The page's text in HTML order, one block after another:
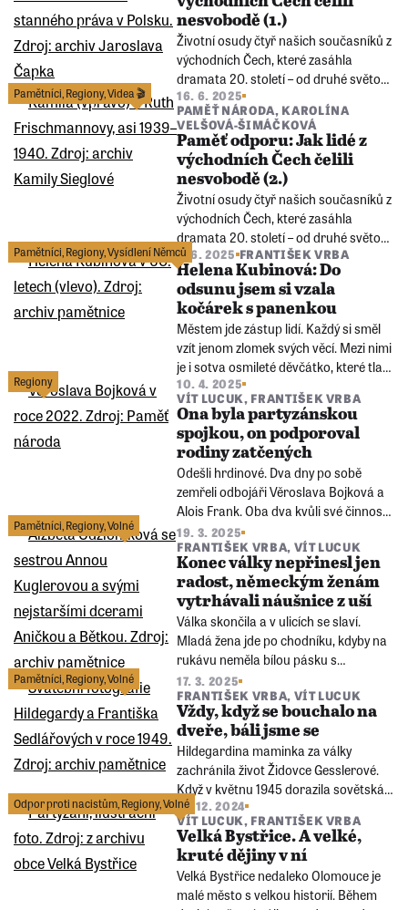
k samotnému místu.
nesvobodě (1.)
Životní osudy čtyř našich současníků z
východních Čech, které zasáhla
dramata 20. století – od druhé světové
války po Sametovou revoluci. Podívejte
se na čtyři minidokumenty o lidech,
jejichž příběhy spojuje odvaha čelit
bezpráví.
Pamětníci Regiony,Videa 🎬
16. 6. 2025
PAMĚŤ NÁRODA, KAROLÍNA
VELŠOVÁ-ŠIMÁČKOVÁ
Paměť odporu: Jak lidé z
východních Čech čelili
nesvobodě (2.)
Životní osudy čtyř našich současníků z
východních Čech, které zasáhla
dramata 20. století – od druhé světové
války po Sametovou revoluci. Podívejte
se na čtyři minidokumenty o lidech,
jejichž příběhy spojuje odvaha čelit
bezpráví.
Pamětníci Regiony,Vysídlení Němců2. 6. 2025 FRANTIŠEK VRBA
Helena Kubinová: Do
odsunu jsem si vzala
kočárek s panenkou
Městem jde zástup lidí. Každý si směl
vzít jenom zlomek svých věcí. Mezi nimi
je i sotva osmileté děvčátko, které tlačí
kočárek pro panenky. Nikdo neví, co je
ve sběrném táboře pro sudetské
Němce čeká.
Regiony
10. 4. 2025
VÍT LUCUK, FRANTIŠEK VRBA
Ona byla partyzánskou
spojkou, on podporoval
rodiny zatčených
Odešli hrdinové. Dva dny po sobě
zemřeli odbojáři Věroslava Bojková a
Alois Frank. Oba dva kvůli své činnosti
měli zemřít a nedožít se konce války.
Zemřeli letos v březnu v požehnaném
věku.
Pamětníci Regiony,Volné
19. 3. 2025
FRANTIŠEK VRBA, VÍT LUCUK
Konec války nepřinesl jen
radost, německým ženám
vytrhávali náušnice z uší
Válka skončila a v ulicích se slaví.
Mladá žena jde po chodníku, kdyby na
rukávu neměla bílou pásku s
písmenem „N“, možná by ji ten mladík
oslovil. Místo toho se ušklíbne a srazí ji
pažbou k zemi. Ona sice má polské
kořeny, jenže vyrůstala v německém
prostředí...
Pamětníci Regiony,Volné
17. 3. 2025
FRANTIŠEK VRBA, VÍT LUCUK
Vždy, když se bouchalo na
dveře, báli jsme se
Hildegardina maminka za války
zachránila život Židovce Gesslerové.
Když v květnu 1945 dorazila sovětská
armáda, sledovala Hildegarda
Sedlářová krutosti páchané na
německých obyvatelích Šternberka.
Její rodina ale díky bratrově práci
zůstala, nebyli odsunuti.
Odpor proti nacistům Regiony,Volné27. 12. 2024
VÍT LUCUK, FRANTIŠEK VRBA
Velká Bystřice. A velké,
kruté dějiny v ní
Velká Bystřice nedaleko Olomouce je
malé město s velkou historií. Během